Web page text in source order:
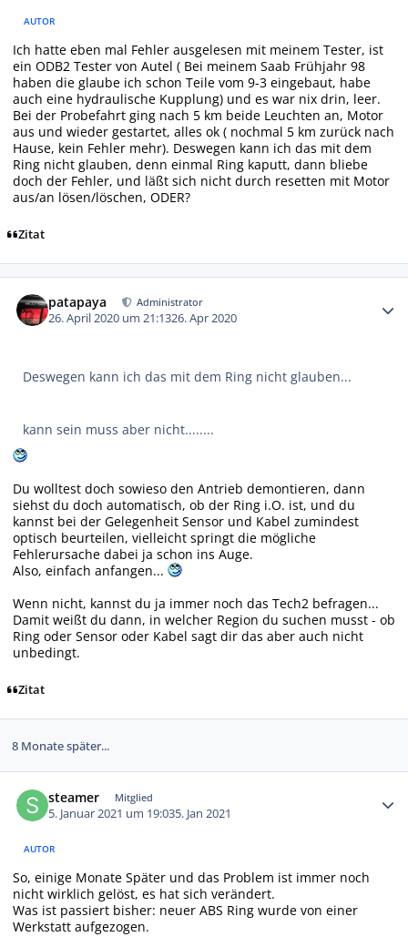
AUTOR
Ich hatte eben mal Fehler ausgelesen mit meinem Tester, ist
ein ODB2 Tester von Autel ( Bei meinem Saab Frühjahr 98
haben die glaube ich schon Teile vom 9-3 eingebaut, habe
auch eine hydraulische Kupplung) und es war nix drin, leer.
Bei der Probefahrt ging nach 5 km beide Leuchten an, Motor
aus und wieder gestartet, alles ok ( nochmal 5 km zurück nach
Hause, kein Fehler mehr). Deswegen kann ich das mit dem
Ring nicht glauben, denn einmal Ring kaputt, dann bliebe
doch der Fehler, und läßt sich nicht durch resetten mit Motor
aus/an lösen/löschen, ODER?
Zitat
patapaya Administrator
26. April 2020 um 21:1326. Apr 2020
Deswegen kann ich das mit dem Ring nicht glauben...
kann sein muss aber nicht........
Du wolltest doch sowieso den Antrieb demontieren, dann
siehst du doch automatisch, ob der Ring i.O. ist, und du
kannst bei der Gelegenheit Sensor und Kabel zumindest
optisch beurteilen, vielleicht springt die mögliche
Fehlerursache dabei ja schon ins Auge.
Also, einfach anfangen...
Wenn nicht, kannst du ja immer noch das Tech2 befragen...
Damit weißt du dann, in welcher Region du suchen musst - ob
Ring oder Sensor oder Kabel sagt dir das aber auch nicht
unbedingt.
Zitat
8 Monate später...
steamer Mitglied
5. Januar 2021 um 19:035. Jan 2021
AUTOR
So, einige Monate Später und das Problem ist immer noch
nicht wirklich gelöst, es hat sich verändert.
Was ist passiert bisher: neuer ABS Ring wurde von einer
Werkstatt aufgezogen.